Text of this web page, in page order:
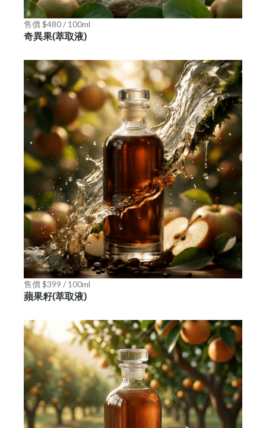
售價 $480 / 100ml
奇異果(萃取液)
售價 $399 / 100ml
蘋果籽(萃取液)